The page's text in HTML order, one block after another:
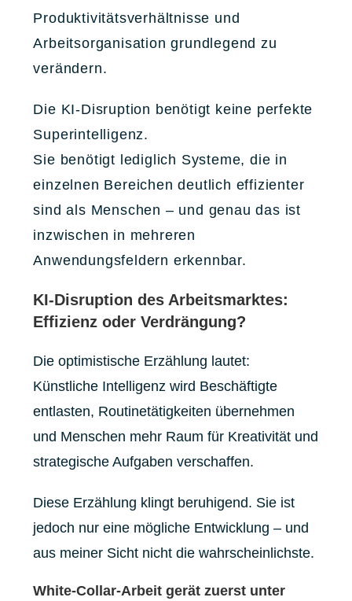
Produktivitätsverhältnisse und
Arbeitsorganisation grundlegend zu
verändern.
Die KI-Disruption benötigt keine perfekte
Superintelligenz.
Sie benötigt lediglich Systeme, die in
einzelnen Bereichen deutlich effizienter
sind als Menschen – und genau das ist
inzwischen in mehreren
Anwendungsfeldern erkennbar.
KI-Disruption des Arbeitsmarktes:
Effizienz oder Verdrängung?
Die optimistische Erzählung lautet:
Künstliche Intelligenz wird Beschäftigte
entlasten, Routinetätigkeiten übernehmen
und Menschen mehr Raum für Kreativität und
strategische Aufgaben verschaffen.
Diese Erzählung klingt beruhigend. Sie ist
jedoch nur eine mögliche Entwicklung – und
aus meiner Sicht nicht die wahrscheinlichste.
White-Collar-Arbeit gerät zuerst unter